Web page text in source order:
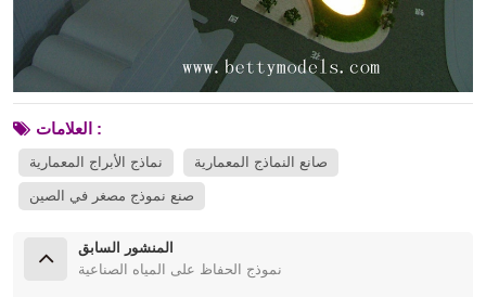
العلامات :
نماذج الأبراج المعمارية صانع النماذج المعمارية
صنع نموذج مصغر في الصين
المنشور السابق
نموذج الحفاظ على المياه الصناعية